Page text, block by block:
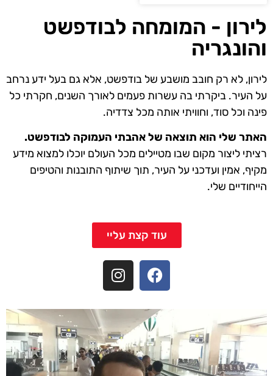
לירון - המומחה לבודפשט
והונגריה
לירון, לא רק חובב מושבע של בודפשט, אלא גם בעל ידע נרחב
על העיר. ביקרתי בה עשרות פעמים לאורך השנים, חקרתי כל
פינה וכל סוד, וחוויתי אותה מכל צדדיה.
האתר שלי הוא תוצאה של אהבתי העמוקה לבודפשט.
רציתי ליצור מקום שבו מטיילים מכל העולם יוכלו למצוא מידע
מקיף, אמין ועדכני על העיר, תוך שיתוף התובנות והטיפים
הייחודיים שלי.
עוד קצת עליי